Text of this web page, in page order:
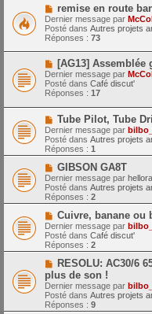
s
a
g
e
a
u
m
e
s
s
a
g
e
N
o
u
v
e
a
m
e
s
s
a
g
e
remise en route
Dernier message par
Posté dans Autres projets
Réponses : 73
N
o
u
v
e
a
u
m
e
s
s
a
g
e
[AG13] Assemblée
Dernier message par
Posté dans Café discut'
Réponses : 17
N
o
u
v
e
a
m
e
s
s
a
g
e
Tube Pilot, Tube
Dernier message par
Posté dans Autres projets
Réponses : 1
N
o
u
v
e
a
m
e
s
s
a
g
e
GIBSON GA8T
Dernier message par
Posté dans Autres projets
Réponses : 2
N
o
u
v
e
a
u
m
e
s
s
Cuivre, banane ou
Dernier message par
Posté dans Café discut'
Réponses : 2
N
u
v
e
a
RESOLU: AC30/6
plus de son !
Dernier message par
Posté dans Autres projets
Réponses : 9